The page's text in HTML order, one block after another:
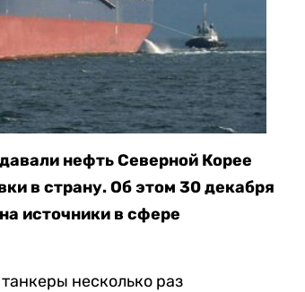
нефть Северной Корее
в страну. Об этом 30 декабря
источники в сфере
несколько раз